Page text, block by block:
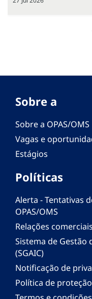
Sobre a
Sobre a OPAS/OMS
Vagas e
Estágios
Políticas
Alerta - Tentativas
OPAS/OMS
Relações
Sistema de Gestão
(SGAIC)
Notificação de
Política de